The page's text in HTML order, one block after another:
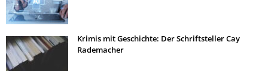
Krimis mit Geschichte: Der Schriftsteller Cay
Rademacher